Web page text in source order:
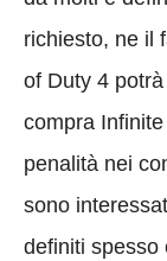
richiesto, ne il
of Duty 4
compra
penalità nei
sono
definiti spesso